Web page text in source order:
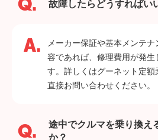
故障したらどうすればい
メーカー保証や基本メンテ
容であれば、修理費用が発生
す。詳しくはグーネット定
直接お問い合わせください。
途中でクルマを乗り換え
か？